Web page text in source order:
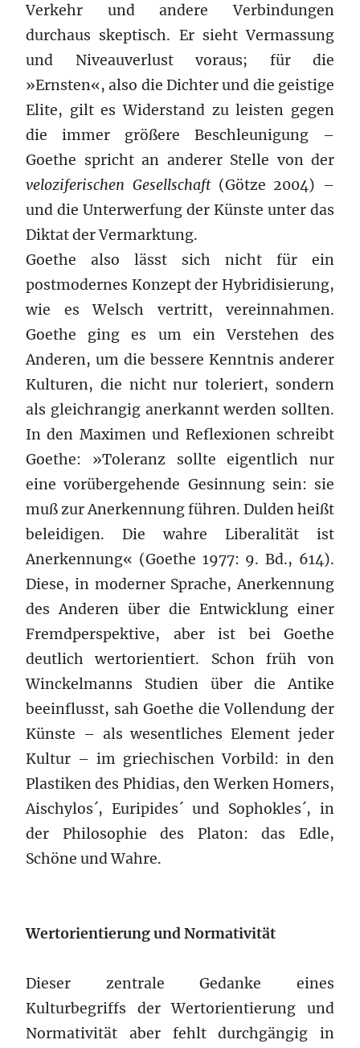
Verkehr und andere Verbindungen
durchaus skeptisch. Er sieht Vermassung
und Niveau­verlust voraus; für die
»Ernsten«, also die Dichter und die geistige
Elite, gilt es Widerstand zu leisten gegen
die immer größere Beschleunigung –
Goethe spricht an anderer Stelle von der
veloziferischen Gesellschaft(Götze 2004) –
und die Unter­werfung der Künste unter das
Diktat der Vermarktung.
Goethe also lässt sich nicht für ein
postmodernes Konzept der Hybridisierung,
wie es Welsch vertritt, vereinnahmen.
Goethe ging es um ein Verstehen des
Anderen, um die bessere Kenntnis anderer
Kulturen, die nicht nur toleriert, sondern
als gleichrangig anerkannt werden sollten.
In den Maximen und Reflexionen schreibt
Goethe: »Toleranz sollte eigentlich nur
eine vorübergehende Gesinnung sein: sie
muß zur Anerkennung führen. Dulden heißt
beleidigen. Die wahre Liberalität ist
Anerkennung« (Goethe 1977: 9. Bd., 614).
Diese, in moderner Sprache, Anerkennung
des Anderen über die Entwicklung einer
Fremdperspektive, aber ist bei Goethe
deutlich wertorientiert. Schon früh von
Winckelmanns Studien über die Antike
beeinflusst, sah Goethe die Vollendung der
Künste – als wesentliches Element jeder
Kultur – im griechischen Vorbild: in den
Plastiken des Phidias, den Werken Homers,
Aischylos´, Euripides´ und Sophokles´, in
der Philosophie des Platon: das Edle,
Schöne und Wahre.
Wertorientierung und Normativität
Dieser zentrale Gedanke eines
Kulturbegriffs der Wertorientierung und
Normativität aber fehlt durchgängig in